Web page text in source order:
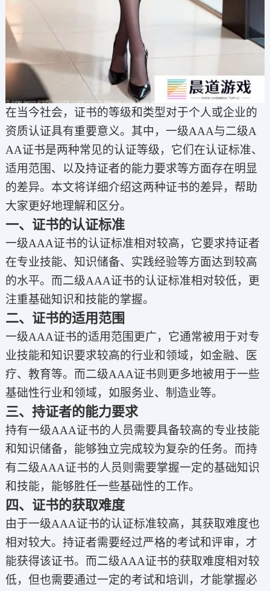
在当今社会，证书的等级和类型对于个人或企业的
资质认证具有重要意义。其中，一级AAA与二级A
AA证书是两种常见的认证等级，它们在认证标准、
适用范围、以及持证者的能力要求等方面存在明显
的差异。本文将详细介绍这两种证书的差异，帮助
大家更好地理解和区分。
一、证书的认证标准
一级AAA证书的认证标准相对较高，它要求持证者
在专业技能、知识储备、实践经验等方面达到较高
的水平。而二级AAA证书的认证标准相对较低，更
注重基础知识和技能的掌握。
二、证书的适用范围
一级AAA证书的适用范围更广，它通常被用于对专
业技能和知识要求较高的行业和领域，如金融、医
疗、教育等。而二级AAA证书则更多地被用于一些
基础性行业和领域，如服务业、制造业等。
三、持证者的能力要求
持有一级AAA证书的人员需要具备较高的专业技能
和知识储备，能够独立完成较为复杂的任务。而持
有二级AAA证书的人员则需要掌握一定的基础知识
和技能，能够胜任一些基础性的工作。
四、证书的获取难度
由于一级AAA证书的认证标准较高，其获取难度也
相对较大。持证者需要经过严格的考试和评审，才
能获得该证书。而二级AAA证书的获取难度相对较
低，但也需要通过一定的考试和培训，才能掌握必